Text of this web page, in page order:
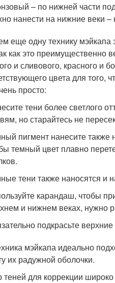
– по нижней части
нанести на нижние веки –
еще одну технику мэйкапа
как это преимущественно
и сливового, красного и
цвета для того,
просто:
тени более светлого
но старайтесь не
пигмент нанесите также
темный цвет плавно
тени также наносятся и
карандаш, чтобы
и нижнем веках, нужно
подкрасьте
мэйкапа идеально
их радужной оболочки.
для коррекции